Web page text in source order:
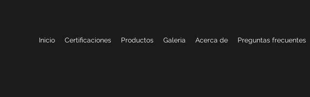
Inicio Certificaciones Productos Galeria Acerca de Preguntas frecuentes